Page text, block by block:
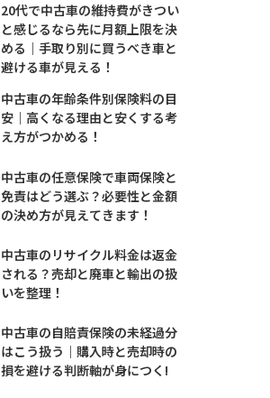
20代で中古車の維持費がきつい
と感じるなら先に月額上限を決
める｜手取り別に買うべき車と
避ける車が見える！
中古車の年齢条件別保険料の目
安｜高くなる理由と安くする考
え方がつかめる！
中古車の任意保険で車両保険と
免責はどう選ぶ？必要性と金額
の決め方が見えてきます！
中古車のリサイクル料金は返金
される？売却と廃車と輸出の扱
いを整理！
中古車の自賠責保険の未経過分
はこう扱う｜購入時と売却時の
損を避ける判断軸が身につく!